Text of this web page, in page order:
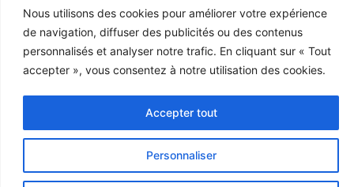
Nous utilisons des cookies pour améliorer votre expérience
de navigation, diffuser des publicités ou des contenus
personnalisés et analyser notre trafic. En cliquant sur « Tout
accepter », vous consentez à notre utilisation des cookies.
Personnaliser
Accepter tout
Devis
Contact
Conditions générales de
vente
Règlement et Expédition
© 2023 TOUS DROITS RÉSERVÉS - LCR
Création site internet par l’agence WebJsemproduction